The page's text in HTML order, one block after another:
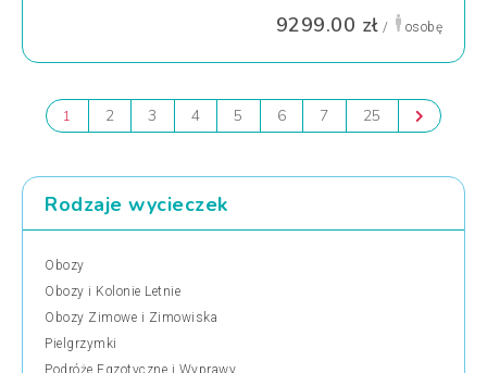
9299.00 zł / osobę
1 2 3 4 5 6 7 25
Rodzaje wycieczek
Obozy
Obozy i Kolonie Letnie
Obozy Zimowe i Zimowiska
Pielgrzymki
Podróże Egzotyczne i Wyprawy